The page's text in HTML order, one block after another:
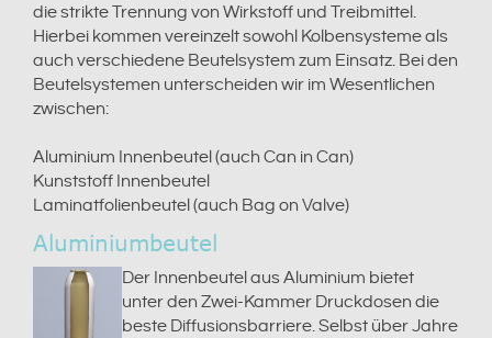
die strikte Trennung von Wirkstoff und Treibmittel.
Hierbei kommen vereinzelt sowohl Kolbensysteme als
auch verschiedene Beutelsystem zum Einsatz. Bei den
Beutelsystemen unterscheiden wir im Wesentlichen
zwischen:
Aluminium Innenbeutel (auch Can in Can)
Kunststoff Innenbeutel
Laminatfolienbeutel (auch Bag on Valve)
Aluminiumbeutel
Der Innenbeutel aus Aluminium bietet
unter den Zwei-Kammer Druckdosen die
beste Diffusionsbarriere. Selbst über Jahre